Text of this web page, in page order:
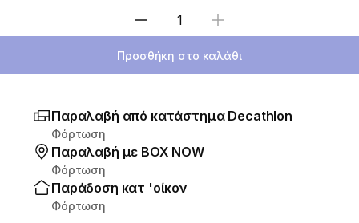
Επιλέξτε ποσότητα
Προσθήκη στο καλάθι
Παραλαβή από κατάστημα Decathlon
Φόρτωση
Παραλαβή με ΒΟΧ ΝΟW
Φόρτωση
Παράδοση κατ 'οίκον
Φόρτωση